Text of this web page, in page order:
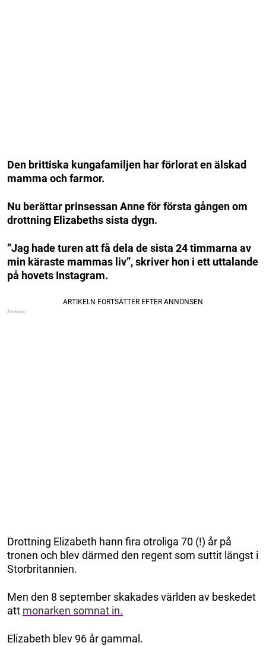
Den brittiska kungafamiljen har förlorat en älskad
mamma och farmor.
Nu berättar prinsessan Anne för första gången om
drottning Elizabeths sista dygn.
”Jag hade turen att få dela de sista 24 timmarna av
min käraste mammas liv”, skriver hon i ett uttalande
på hovets Instagram.
Drottning Elizabeth hann fira otroliga 70 (!) år på
tronen och blev därmed den regent som suttit längst i
Storbritannien.
Men den 8 september skakades världen av beskedet
att monarken somnat in.
Elizabeth blev 96 år gammal.